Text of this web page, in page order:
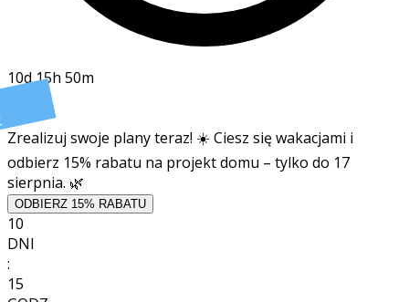
10d 15h 50m
Zrealizuj swoje plany teraz! ☀️ Ciesz się wakacjami i
odbierz 15% rabatu na projekt domu – tylko do 17
sierpnia. 🌿
ODBIERZ 15% RABATU
10
DNI
:
15